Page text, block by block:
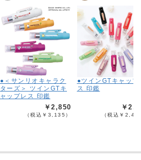
●＜サンリオキャラク
ターズ＞ ツインGTキ
ャップレス 印鑑
￥2,850
（税込￥3,135）
●ツインGTキャップ
ス 印鑑
￥
（税込￥